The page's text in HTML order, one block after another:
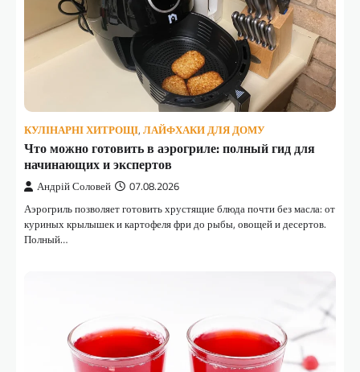
КУЛІНАРНІ ХИТРОЩІ, ЛАЙФХАКИ ДЛЯ ДОМУ
Что можно готовить в аэрогриле: полный гид для
начинающих и экспертов
Андрій Соловей 07.08.2026
Аэрогриль позволяет готовить хрустящие блюда почти без масла: от
куриных крылышек и картофеля фри до рыбы, овощей и десертов.
Полный…